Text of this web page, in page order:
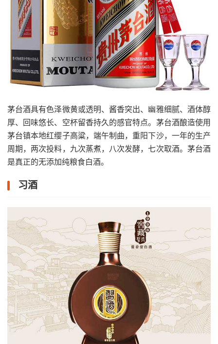
茅台酒具有色泽微黄或透明、酱香突出、幽雅细腻、酒体醇
厚、回味悠长、空杯留香持久的感官特点。茅台酒酿造使用
茅台镇本地红缨子高粱，端午制曲，重阳下沙，一年的生产
周期，两次投料，九次蒸煮，八次发酵，七次取酒。茅台酒
是真正的无添加纯粮食白酒。
习酒